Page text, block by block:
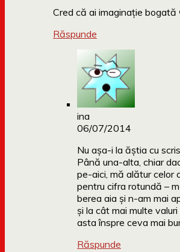
Cred că ai imaginație bogată
Răspunde
ina
06/07/2014
Nu așa-i la ăștia cu
Până una-alta, chiar
pe-aici, mă alătur celor
pentru cifra rotundă –
berea aia și n-am mai
și la cât mai multe
asta înspre ceva mai
Răspunde